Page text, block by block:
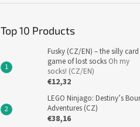
Top 10 Products
Fusky (CZ/EN) – the silly card
game of lost socks Oh my
socks! (CZ/EN)
€12,32
LEGO Ninjago: Destiny’s
Adventures (CZ)
€38,16